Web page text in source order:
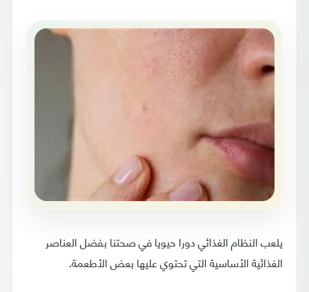
يلعب النظام الغذائي دورا حيويا في صحتنا بفضل العناصر
الغذائية الأساسية التي تحتوي عليها بعض الأطعمة.